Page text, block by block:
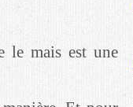
le mais est une